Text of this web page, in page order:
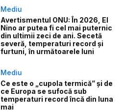
Mediu
Avertismentul ONU: În 2026, El
Nino ar putea fi cel mai puternic
din ultimii zeci de ani. Secetă
severă, temperaturi record și
furtuni, în următoarele luni
Mediu
Ce este o „cupola termică” și de
ce Europa se sufocă sub
temperaturi record încă din luna
mai